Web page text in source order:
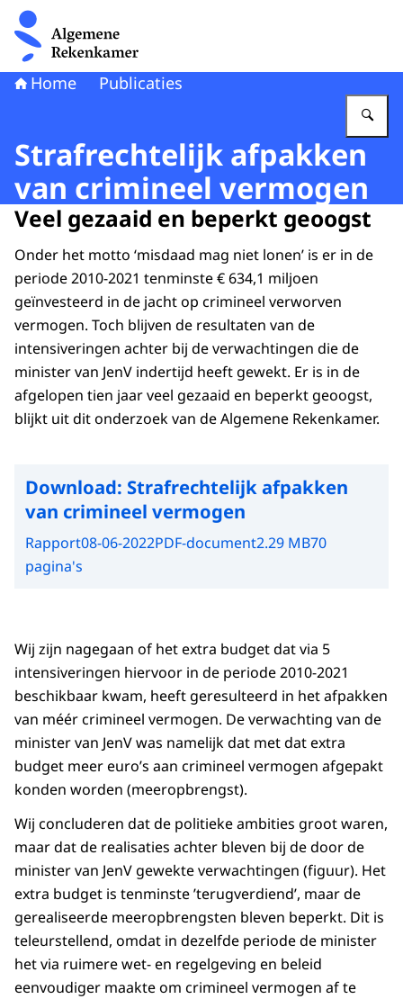
Naar de homepage van Algemene Rekenkamer
Home Publicaties
Strafrechtelijk afpakken
van crimineel vermogen
Veel gezaaid en beperkt geoogst
Onder het motto ‘misdaad mag niet lonen’ is er in de
periode 2010-2021 tenminste € 634,1 miljoen
geïnvesteerd in de jacht op crimineel verworven
vermogen. Toch blijven de resultaten van de
intensiveringen achter bij de verwachtingen die de
minister van JenV indertijd heeft gewekt. Er is in de
afgelopen tien jaar veel gezaaid en beperkt geoogst,
blijkt uit dit onderzoek van de Algemene Rekenkamer.
Download: Strafrechtelijk afpakken
van crimineel vermogen
Rapport08-06-2022PDF-document2.29 MB70
pagina's
Wij zijn nagegaan of het extra budget dat via 5
intensiveringen hiervoor in de periode 2010-2021
beschikbaar kwam, heeft geresulteerd in het afpakken
van méér crimineel vermogen. De verwachting van de
minister van JenV was namelijk dat met dat extra
budget meer euro’s aan crimineel vermogen afgepakt
konden worden (meeropbrengst).
Wij concluderen dat de politieke ambities groot waren,
maar dat de realisaties achter bleven bij de door de
minister van JenV gewekte verwachtingen (figuur). Het
extra budget is tenminste ’terugverdiend’, maar de
gerealiseerde meeropbrengsten bleven beperkt. Dit is
teleurstellend, omdat in dezelfde periode de minister
het via ruimere wet- en regelgeving en beleid
eenvoudiger maakte om crimineel vermogen af te